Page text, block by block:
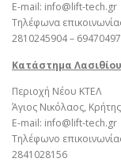
E-mail: info@lift-tech.gr
Τηλέφωνα
2810245904 –
Kατάστημα Λασιθίου
Περιοχή Νέου ΚΤΕΛ
Άγιος Νικόλαος, Κρήτης
E-mail: info@lift-tech.gr
Τηλέφωνο
2841028156